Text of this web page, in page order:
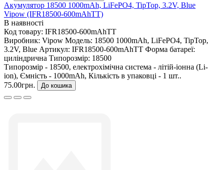
Акумулятор 18500 1000mAh, LiFePO4, TipTop, 3.2V, Blue
Vipow (IFR18500-600mAhTT)
В наявності
Код товару: IFR18500-600mAhTT
Виробник: Vipow Модель: 18500 1000mAh, LiFePO4, TipTop,
3.2V, Blue Артикул: IFR18500-600mAhTT Форма батареї:
циліндрична Типорозмір: 18500
Типорозмір - 18500, електрохімічна система - літій-іонна (Li-
ion), Ємність - 1000mAh, Кількість в упаковці - 1 шт..
75.00грн.
До кошика